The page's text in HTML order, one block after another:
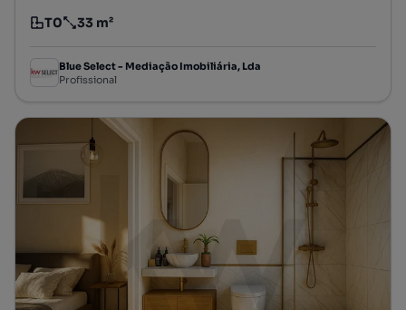
Tipologia
T0
Preço por metro quadrado
33 m²
Blue Select - Mediação Imobiliária, Lda
Profissional